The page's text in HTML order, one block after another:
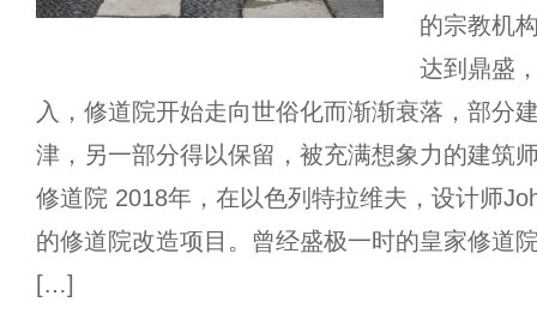
的宗教机
达到鼎盛
入，修道院开始走向世俗化而渐渐衰落，部分
津，另一部分得以保留，被充满想象力的建筑
修道院 2018年，在以色列特拉维夫，设计师
的修道院改造项目。曾经盛极一时的皇家修道
[…]